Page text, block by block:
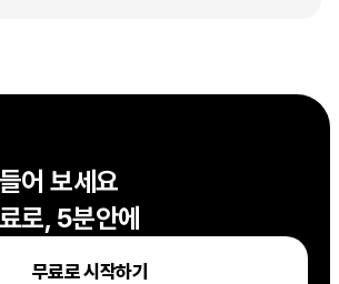
어 보세요
로, 5분안에
무료로 시작하기